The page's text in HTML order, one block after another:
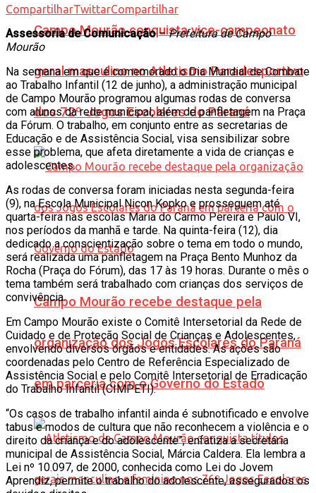
Campo Mourão conquista vice-campeonato
geral masculino no Atletismo Paradesportivo
dos 72º Jogos Escolares do Paraná
Campo Mourão recebe destaque pela
organização dos Jogos Escolares do Paraná
em parceria com o Governo do Estado
CompartilharTwittarCompartilhar
Assessoria de Comunicação–Prefeitura de Campo
Mourão
Na semana em que é comemorado o Dia Mundial de Combate
ao Trabalho Infantil (12 de junho), a administração municipal
de Campo Mourão programou algumas rodas de conversa
com alunos da rede municipal, além de panfletagem na Praça
da Fórum. O trabalho, em conjunto entre as secretarias de
Educação e de Assistência Social, visa sensibilizar sobre
esse problema, que afeta diretamente a vida de crianças e
adolescentes.
As rodas de conversa foram iniciadas nesta segunda-feira
(9), na Escola Municipal Nicon Kopko e prosseguem até
quarta-feira nas escolas Maria do Carmo Pereira e Paulo VI,
nos períodos da manhã e tarde. Na quinta-feira (12), dia
dedicado a conscientização sobre o tema em todo o mundo,
será realizada uma panfletagem na Praça Bento Munhoz da
Rocha (Praça do Fórum), das 17 às 19 horas. Durante o mês o
tema também será trabalhado com crianças dos serviços de
convivência.
Em Campo Mourão existe o Comitê Intersetorial da Rede de
Cuidado e de Proteção Social de Crianças e Adolescentes,
envolvendo diversos órgãos e entidades. As ações são
coordenadas pelo Centro de Referência Especializado de
Assistência Social e pelo Comitê Intersetorial de Erradicação
do Trabalho Infantil (CIMPETI).
“Os casos de trabalho infantil ainda é subnotificado e envolve
tabus e modos de cultura que não reconhecem a violência e o
direito da criança e do adolescente”, enfatiza a secretária
municipal de Assistência Social, Márcia Caldera. Ela lembra a
Lei nº 10.097, de 2000, conhecida como Lei do Jovem
Aprendiz, permite o trabalho do adolescente, assegurados os